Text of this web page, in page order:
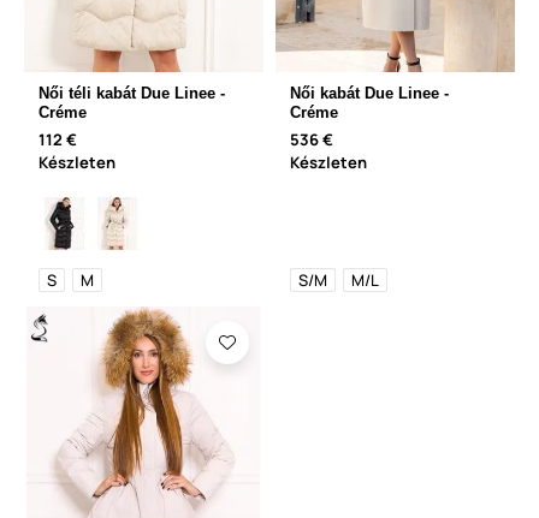
Női téli kabát Due Linee -
Créme
112 €
Készleten
S M
Női kabát Due Linee -
Créme
536 €
Készleten
S/M M/L